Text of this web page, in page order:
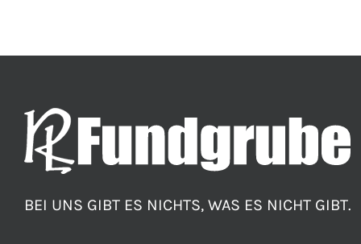
BEI UNS GIBT ES NICHTS, WAS ES NICHT GIBT.